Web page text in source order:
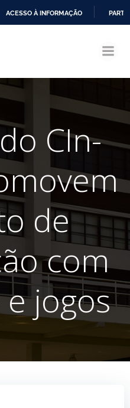
ACESSO À INFORMAÇÃO
CIn-
de
com
jogos